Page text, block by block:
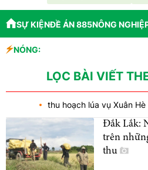
SỰ KIỆNĐỀ ÁN 885NÔNG
NÓNG:
nghiệp sinh học
rừng để cấp GCNQSDĐ
LỌC BÀI VIẾT
thu hoạch lúa vụ Xuân
Đắk Lắk:
trên
thu